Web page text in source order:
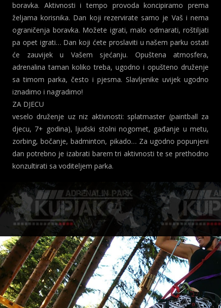
boravka. Aktivnosti i tempo provoda koncipiramo prema
željama korisnika. Dan koji rezervirate samo je Vaš i nema
ograničenja boravka. Možete igrati, malo odmarati, roštiljati
pa opet igrati… Dan koji ćete proslaviti u našem parku ostati
će zauvijek u Vašem sjećanju. Opuštena atmosfera,
adrenalina taman koliko treba, ugodno i opušteno druženje
sa timom parka, često i pjesma. Slavljenike uvijek ugodno
iznadimo i nagradimo!
ZA DJECU
veselo druženje uz niz aktivnosti: splatmaster (paintball za
djecu, 7+ godina), ljudski stolni nogomet, gađanje u metu,
zorbing, bočanje, badminton, pikado… Za ugodno popunjeni
dan potrebno je izabrati barem tri aktivnosti te se prethodno
konzultirati sa voditeljem parka.